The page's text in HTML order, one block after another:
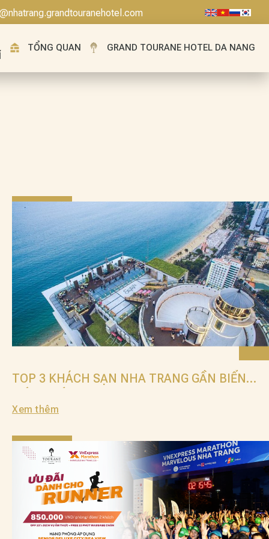
TỔNG QUAN GRAND TOURANE HOTEL DA NANG
TOP 3 KHÁCH SẠN NHA TRANG GẦN BIỂN
Xem thêm